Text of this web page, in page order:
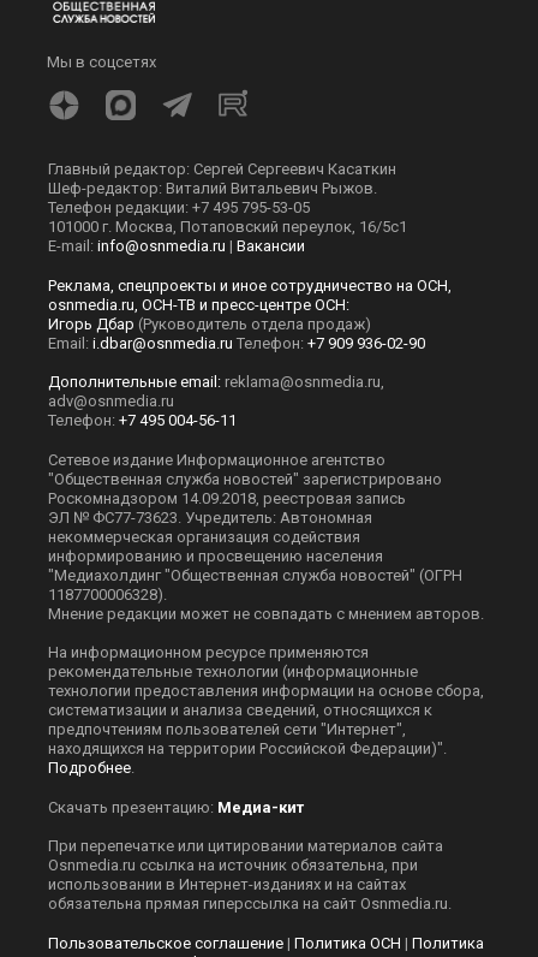
Мы в соцсетях
Главный редактор: Сергей Сергеевич Касаткин
Шеф-редактор: Виталий Витальевич Рыжов.
Телефон редакции: +7 495 795-53-05
101000 г. Москва, Потаповский переулок, 16/5с1
E-mail: info@osnmedia.ru | Вакансии
Реклама, спецпроекты и иное сотрудничество на ОСН,
osnmedia.ru, ОСН-ТВ и пресс-центре ОСН:
Игорь Дбар (Руководитель отдела продаж)
Email: i.dbar@osnmedia.ru Телефон: +7 909 936-02-90
Дополнительные email: reklama@osnmedia.ru,
adv@osnmedia.ru
Телефон: +7 495 004-56-11
Сетевое издание Информационное агентство
"Общественная служба новостей" зарегистрировано
Роскомнадзором 14.09.2018, реестровая запись
ЭЛ № ФС77-73623. Учредитель: Автономная
некоммерческая организация содействия
информированию и просвещению населения
"Медиахолдинг "Общественная служба новостей" (ОГРН
1187700006328).
Мнение редакции может не совпадать с мнением авторов.
На информационном ресурсе применяются
рекомендательные технологии (информационные
технологии предоставления информации на основе сбора,
систематизации и анализа сведений, относящихся к
предпочтениям пользователей сети "Интернет",
находящихся на территории Российской Федерации)".
Подробнее.
Скачать презентацию: Медиа-кит
При перепечатке или цитировании материалов сайта
Оsnmedia.ru ссылка на источник обязательна, при
использовании в Интернет-изданиях и на сайтах
обязательна прямая гиперссылка на сайт Оsnmedia.ru.
Пользовательское соглашение | Политика ОСН | Политика